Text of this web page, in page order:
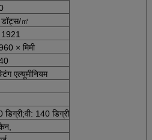
㎡
1921
× मिमी
एल्यूमीनियम
140 डिग्री